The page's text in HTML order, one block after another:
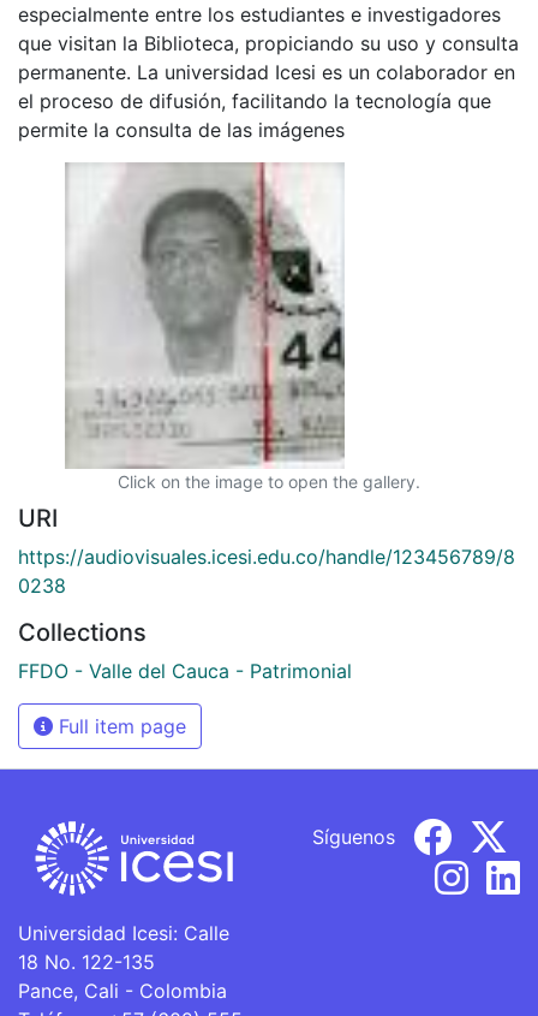
especialmente entre los estudiantes e investigadores
que visitan la Biblioteca, propiciando su uso y consulta
permanente. La universidad Icesi es un colaborador en
el proceso de difusión, facilitando la tecnología que
permite la consulta de las imágenes
Click on the image to open the gallery.
URI
https://audiovisuales.icesi.edu.co/handle/123456789/8
0238
Collections
FFDO - Valle del Cauca - Patrimonial
Full item page
Universidad Icesi: Calle
18 No. 122-135
Pance, Cali - Colombia
Síguenos